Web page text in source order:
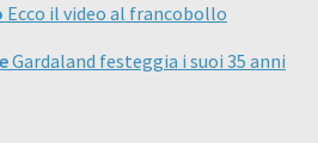
Ecco il video al francobollo
Gardaland festeggia i suoi 35 anni